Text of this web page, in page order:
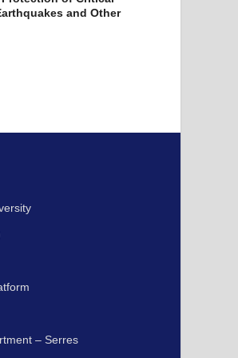
and Other
– Serres